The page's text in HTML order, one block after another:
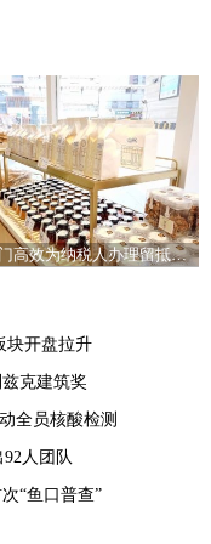
税务部门高效为纳税人办理留抵退税
块开盘拉升
克建筑奖
全员核酸检测
人团队
“鱼口普查”